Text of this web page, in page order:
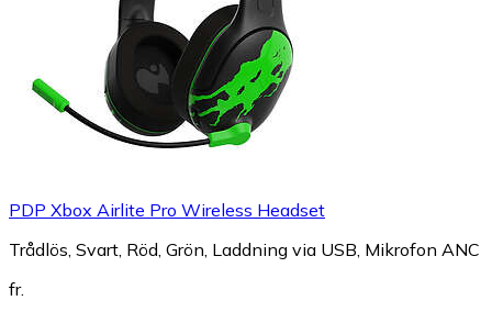
PDP Xbox Airlite Pro Wireless Headset
Trådlös, Svart, Röd, Grön, Laddning via USB, Mikrofon ANC
fr.